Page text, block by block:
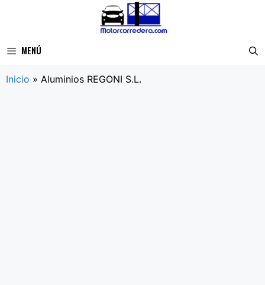
MENÚ
Inicio » Aluminios REGONI S.L.